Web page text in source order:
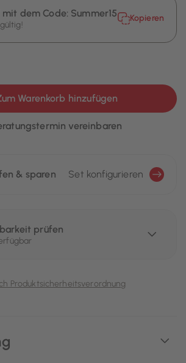
mit dem Code: Summer15
gültig!
Kopieren
Warenkorb hinzufügen
vereinbaren
& sparen Set konfigurieren
prüfen
Produktsicherheitsverordnung